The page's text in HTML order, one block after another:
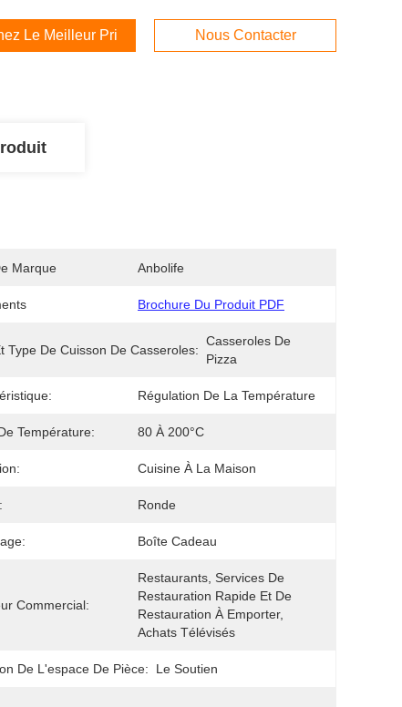
Le Meilleur Prix Nous Contacter
Marque Anbolife
Brochure Du Produit PDF
Type De Cuisson De Casseroles:
Casseroles De
Pizza
Régulation De La Température
Température: 80 À 200°C
Cuisine À La Maison
Ronde
Boîte Cadeau
Commercial:
Restaurants, Services De
Restauration Rapide Et De
Restauration À Emporter,
Achats Télévisés
De L'espace De Pièce: Le Soutien